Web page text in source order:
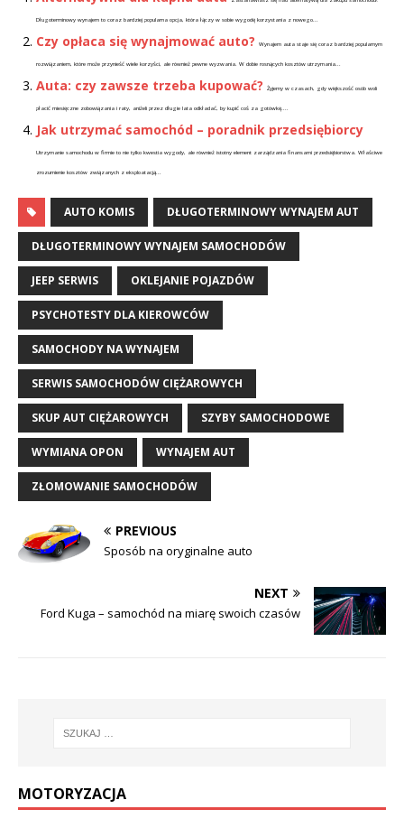
Długoterminowy wynajem to coraz bardziej popularna opcja, która łączy w sobie wygodę korzystania z nowego...
Czy opłaca się wynajmować auto? Wynajem auta staje się coraz bardziej popularnym
rozwiązaniem, które może przynieść wiele korzyści, ale również pewne wyzwania. W dobie rosnących kosztów utrzymania...
Auta: czy zawsze trzeba kupować? Żyjemy w czasach, gdy większość osób woli
płacić miesięczne zobowiązania i raty, aniżeli przez długie lata odkładać, by kupić coś za gotówkę....
Jak utrzymać samochód – poradnik przedsiębiorcy
Utrzymanie samochodu w firmie to nie tylko kwestia wygody, ale również istotny element zarządzania finansami przedsiębiorstwa. Właściwe
zrozumienie kosztów związanych z eksploatacją...
AUTO KOMIS DŁUGOTERMINOWY WYNAJEM AUT
DŁUGOTERMINOWY WYNAJEM SAMOCHODÓW
JEEP SERWIS OKLEJANIE POJAZDÓW
PSYCHOTESTY DLA KIEROWCÓW
SAMOCHODY NA WYNAJEM
SERWIS SAMOCHODÓW CIĘŻAROWYCH
SKUP AUT CIĘŻAROWYCH SZYBY SAMOCHODOWE
WYMIANA OPON WYNAJEM AUT
ZŁOMOWANIE SAMOCHODÓW
PREVIOUS
Sposób na oryginalne auto
NEXT
Ford Kuga – samochód na miarę swoich czasów
MOTORYZACJA